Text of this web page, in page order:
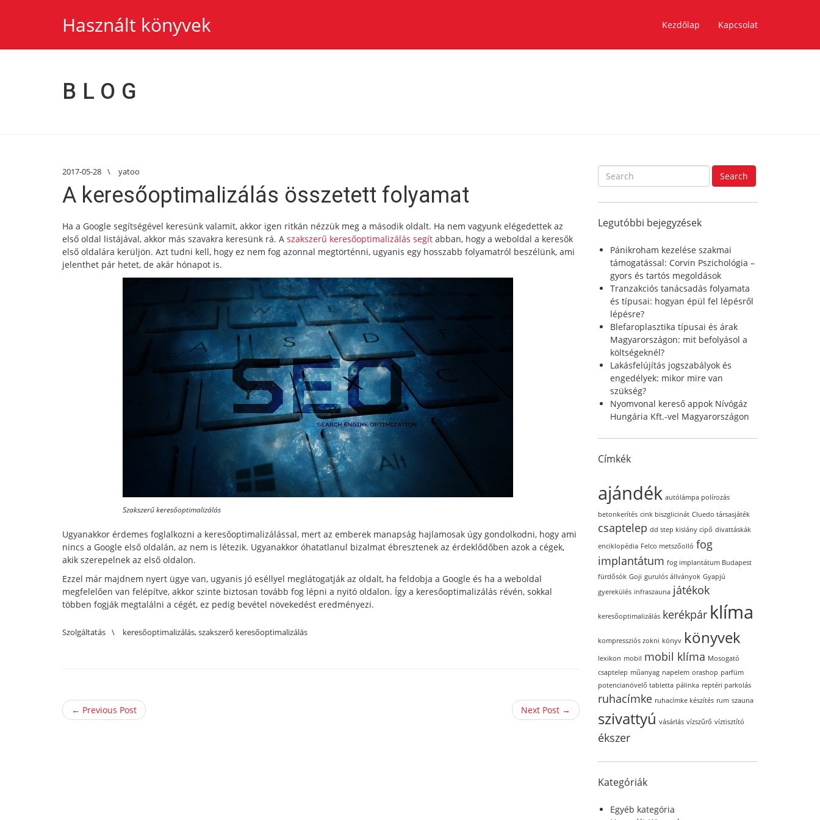
Használt könyvek Kezdőlap Kapcsolat
BLOG
2017-05-28 \ yatoo
A keresőoptimalizálás összetett folyamat
Ha a Google segítségével keresünk valamit, akkor igen ritkán nézzük meg a második oldalt. Ha nem vagyunk elégedettek az
első oldal listájával, akkor más szavakra keresünk rá. A szakszerű keresőoptimalizálás segít abban, hogy a weboldal a keresők
első oldalára kerüljön. Azt tudni kell, hogy ez nem fog azonnal megtörténni, ugyanis egy hosszabb folyamatról beszélünk, ami
jelenthet pár hetet, de akár hónapot is.
Szakszerű keresőoptimalizálás
Ugyanakkor érdemes foglalkozni a keresőoptimalizálással, mert az emberek manapság hajlamosak úgy gondolkodni, hogy ami
nincs a Google első oldalán, az nem is létezik. Ugyanakkor óhatatlanul bizalmat ébresztenek az érdeklődőben azok a cégek,
akik szerepelnek az első oldalon.
Ezzel már majdnem nyert ügye van, ugyanis jó eséllyel meglátogatják az oldalt, ha feldobja a Google és ha a weboldal
megfelelően van felépítve, akkor szinte biztosan tovább fog lépni a nyitó oldalon. Így a keresőoptimalizálás révén, sokkal
többen fogják megtalálni a cégét, ez pedig bevétel növekedést eredményezi.
Szolgáltatás \ keresőoptimalizálás,szakszerő keresőoptimalizálás
← Previous Post Next Post →
S
e
c
f
Search
Legutóbbi bejegyzések
Pánikroham kezelése szakmai
támogatással: Corvin Pszichológia –
gyors és tartós megoldások
Tranzakciós tanácsadás folyamata
és típusai: hogyan épül fel lépésről
lépésre?
Blefaroplasztika típusai és árak
Magyarországon: mit befolyásol a
költségeknél?
Lakásfelújítás jogszabályok és
engedélyek: mikor mire van
szükség?
Nyomvonal kereső appok Nívógáz
Hungária Kft.-vel Magyarországon
Címkék
ajándék autólámpa polírozás
betonkerítés cink biszglicinát Cluedo társasjáték
csaptelep dd step kislány cipő divattáskák
enciklopédia Felco metszőolló fog
implantátum fog implantátum Budapest
fürdősók Goji gurulós állványok Gyapjú
gyerekülés infraszauna játékok
keresőoptimalizálás kerékpár klíma
kompressziós zokni könyv könyvek
lexikon mobil mobil klíma Mosogató
csaptelep műanyag napelem orashop parfüm
potencianövelő tabletta pálinka reptéri parkolás
ruhacímke ruhacímke készítés rum szauna
szivattyú vásárlás vízszűrő víztisztító
ékszer
Kategóriák
Egyéb kategória